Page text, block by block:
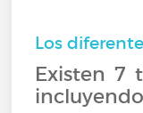
Los
Existen 7